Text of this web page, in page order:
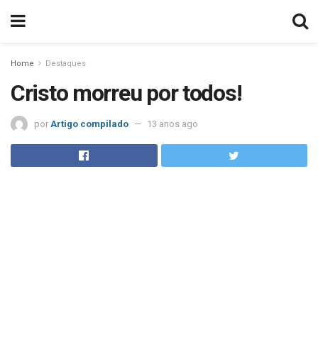
Home Destaques
Cristo morreu por todos!
por Artigo compilado 13 anos ago